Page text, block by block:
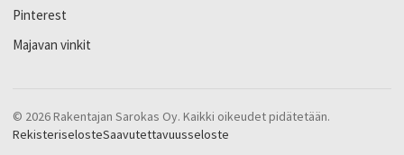
Pinterest
Majavan vinkit
© 2026 Rakentajan Sarokas Oy. Kaikki oikeudet pidätetään.
RekisteriselosteSaavutettavuusseloste